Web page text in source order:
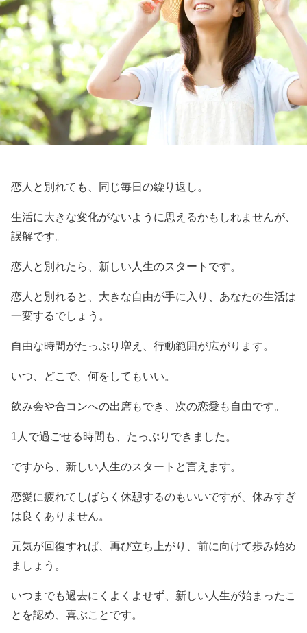
恋人と別れても、同じ毎日の繰り返し。
生活に大きな変化がないように思えるかもしれませんが、
誤解です。
恋人と別れたら、新しい人生のスタートです。
恋人と別れると、大きな自由が手に入り、あなたの生活は
一変するでしょう。
自由な時間がたっぷり増え、行動範囲が広がります。
いつ、どこで、何をしてもいい。
飲み会や合コンへの出席もでき、次の恋愛も自由です。
1人で過ごせる時間も、たっぷりできました。
ですから、新しい人生のスタートと言えます。
恋愛に疲れてしばらく休憩するのもいいですが、休みすぎ
は良くありません。
元気が回復すれば、再び立ち上がり、前に向けて歩み始め
ましょう。
いつまでも過去にくよくよせず、新しい人生が始まったこ
とを認め、喜ぶことです。